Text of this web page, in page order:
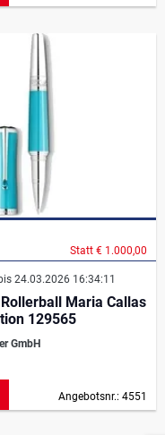
Statt € 1.000,00
24.03.2026 16:34:11
Maria Callas
129565
GmbH
Angebotsnr.: 4551